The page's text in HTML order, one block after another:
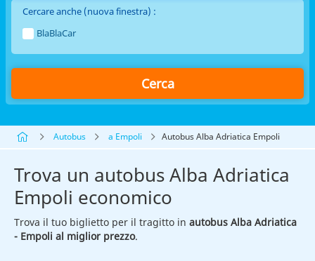
Cercare anche (nuova finestra) :
BlaBlaCar
Cerca
Autobus a Empoli Autobus Alba Adriatica Empoli
Trova un autobus Alba Adriatica
Empoli economico
Trova il tuo biglietto per il tragitto in autobus Alba Adriatica
- Empoli al miglior prezzo.